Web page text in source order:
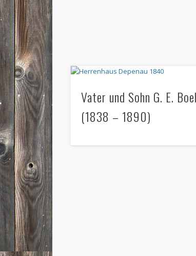
Vater und Sohn G. E.
(1838 – 1890)